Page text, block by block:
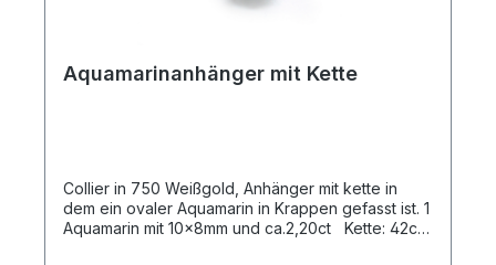
Aquamarinanhänger mit Kette
Collier in 750 Weißgold, Anhänger mit kette in
dem ein ovaler Aquamarin in Krappen gefasst ist. 1
Aquamarin mit 10x8mm und ca.2,20ct Kette: 42cm